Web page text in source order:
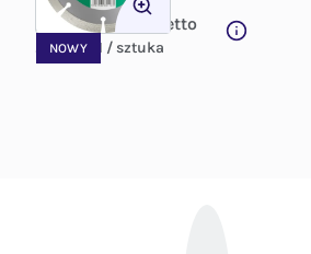
NOWY
SKU:385860677
29.57 PLN Netto
29.57 PLN / sztuka